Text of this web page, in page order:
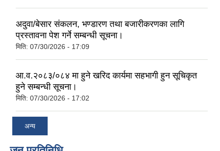
अदुवा/बेसार संकलन, भण्डारण तथा बजारीकरणका लागि
प्रस्तावना पेश गर्ने सम्बन्धी सूचना।
मिति: 07/30/2026 - 17:09
आ.व.२०८३/०८४ मा हुने खरिद कार्यमा सहभागी हुन सूचिकृत
हुने सम्बन्धी सूचना।
मिति: 07/30/2026 - 17:02
अन्य